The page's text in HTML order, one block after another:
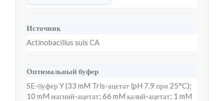
Источник
Actinobacillus suis CA
Оптимальный буфер
SE-буфер Y (33 mM Tris-ацетат (pH 7.9 при 25°C);
10 mM магний-ацетат; 66 mM калий-ацетат; 1 mM